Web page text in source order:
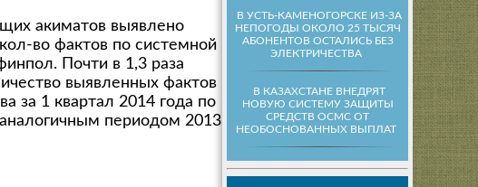
В УСТЬ-КАМЕНОГОРСКЕ ИЗ-ЗА
НЕПОГОДЫ ОКОЛО 25 ТЫСЯЧ
АБОНЕНТОВ ОСТАЛИСЬ БЕЗ
ЭЛЕКТРИЧЕСТВА
В КАЗАХСТАНЕ ВНЕДРЯТ
НОВУЮ СИСТЕМУ ЗАЩИТЫ
СРЕДСТВ ОСМС ОТ
НЕОБОСНОВАННЫХ ВЫПЛАТ
акиматов выявлено
во фактов по системной
Почти в 1,3 раза
выявленных фактов
за 1 квартал 2014 года по
периодом 2013